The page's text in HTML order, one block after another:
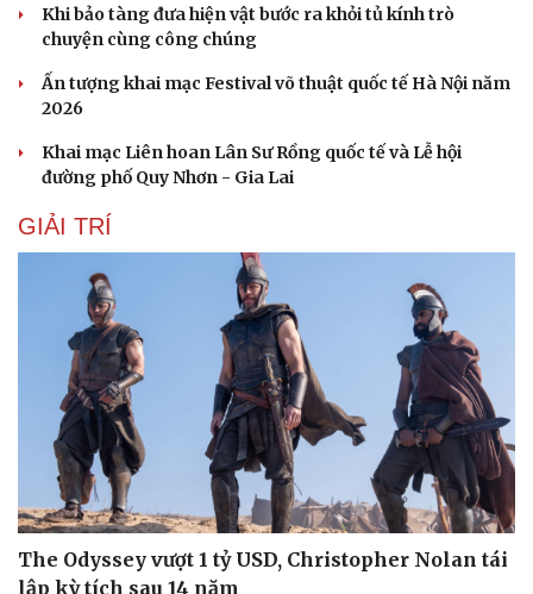
check-in
Cửa sổ tình yêu
Hạt giống tâm hồn
Khi bảo tàng đưa hiện vật bước ra khỏi tủ kính trò
chuyện cùng công chúng
Ấn tượng khai mạc Festival võ thuật quốc tế Hà Nội năm
2026
Khai mạc Liên hoan Lân Sư Rồng quốc tế và Lễ hội
đường phố Quy Nhơn - Gia Lai
GIẢI TRÍ
The Odyssey vượt 1 tỷ USD, Christopher Nolan tái
lập kỳ tích sau 14 năm